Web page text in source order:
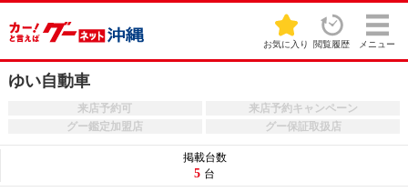
お気に入り 閲覧履歴 メニュー
ゆい自動車
来店予約可
来店予約キャンペーン
グー鑑定加盟店
グー保証取扱店
掲載台数
5 台